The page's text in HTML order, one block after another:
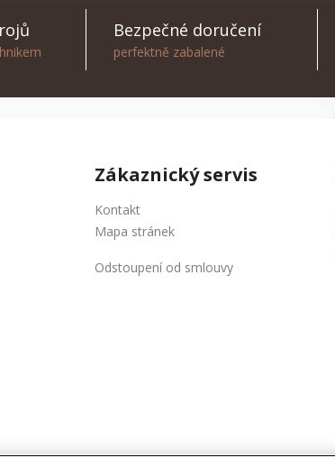
Bezpečné doručení
perfektně zabalené
Zákaznický servis
Kontakt
Mapa stránek
Odstoupení od smlouvy